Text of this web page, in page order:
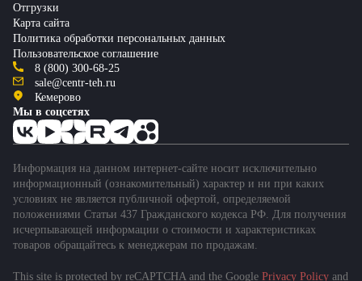
Отгрузки
Карта сайта
Политика обработки персональных данных
Пользовательское соглашение
8 (800) 300-68-25
sale@centr-teh.ru
Кемерово
Мы в соцсетях
Информация на данном интернет-сайте носит исключительно
информационный (ознакомительный) характер и ни при каких
условиях не является публичной офертой, определяемой
положениями Статьи 437 Гражданского кодекса РФ. Для получения
исчерпывающей информации о стоимости и характеристиках
товаров обращайтесь к менеджерам по продажам.
This site is protected by reCAPTCHA and the Google Privacy Policy and